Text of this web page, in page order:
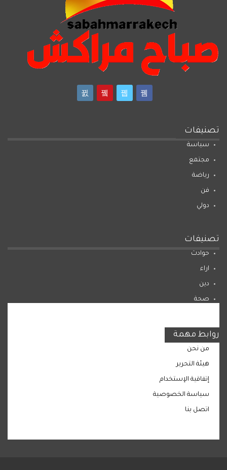
تصنيفات
سياسة
مجتمع
رياضة
فن
دولي
تصنيفات
حوادث
اراء
دين
صحة
روابط مهمة
من نحن
هيئة التحرير
إتفاقية الإستخدام
سياسة الخصوصية
اتصل بنا